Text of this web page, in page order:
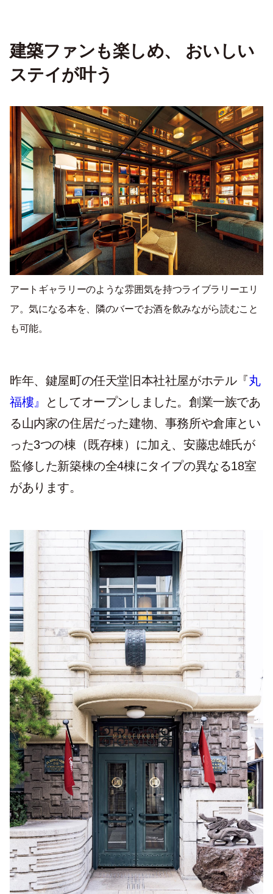
建築ファンも楽しめ、 おいしい
ステイが叶う
アートギャラリーのような雰囲気を持つライブラリーエリ
ア。気になる本を、隣のバーでお酒を飲みながら読むこと
も可能。
昨年、鍵屋町の任天堂旧本社社屋がホテル『丸
福樓』
としてオープンしました。創業一族であ
る山内家の住居だった建物、事務所や倉庫とい
った3つの棟（既存棟）に加え、安藤忠雄氏が
監修した新築棟の全4棟にタイプの異なる18室
があります。